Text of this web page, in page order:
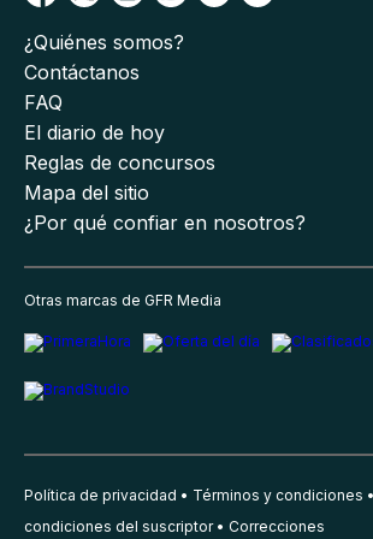
¿Quiénes somos?
Contáctanos
FAQ
El diario de hoy
Reglas de concursos
Mapa del sitio
¿Por qué confiar en nosotros?
Otras marcas de GFR Media
Política de privacidad Términos y condiciones
condiciones del suscriptor
Correcciones